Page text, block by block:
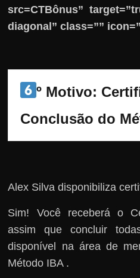
src=CTBônus”
diagonal” class=””
º Motivo:
Conclusão do
Alex Silva disponibiliza
Sim! Você receberá o
assim que concluir
disponível na área de
Método IBA .